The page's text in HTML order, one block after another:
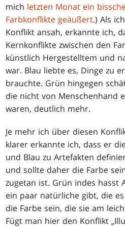
mich letzten Monat ein
Farbkonflikte geäußert.) Als
Konflikt ansah, erkannte ich,
Kernkonflikte zwischen den
künstlich Hergestelltem und
war. Blau liebte es, Dinge zu
brauchte. Grün hingegen
die nicht von Menschenhand
waren, deutlich mehr.
Je mehr ich über diesen
klarer erkannte ich, dass er
und Blau zu Artefakten
und sollte daher die Farbe
zugetan ist. Grün indes hasst
ein paar natürliche gibt, die
die Farbe sein, die sie am
Fügt man hier den Konflikt